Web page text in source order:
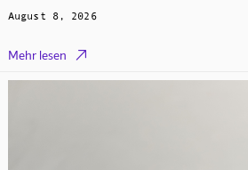
August 8, 2026
Mehr lesen 